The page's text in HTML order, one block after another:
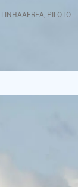
LINHAAEREA, PILOTO